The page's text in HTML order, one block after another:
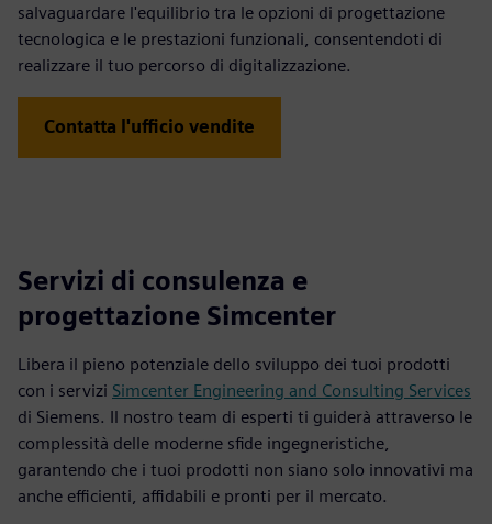
salvaguardare l'equilibrio tra le opzioni di progettazione
tecnologica e le prestazioni funzionali, consentendoti di
realizzare il tuo percorso di digitalizzazione.
Contatta l'ufficio vendite
Servizi di consulenza e
progettazione Simcenter
Libera il pieno potenziale dello sviluppo dei tuoi prodotti
con i servizi Simcenter Engineering and Consulting Services
di Siemens. Il nostro team di esperti ti guiderà attraverso le
complessità delle moderne sfide ingegneristiche,
garantendo che i tuoi prodotti non siano solo innovativi ma
anche efficienti, affidabili e pronti per il mercato.